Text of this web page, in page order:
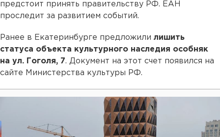
предстоит принять правительству РФ. ЕАН
проследит за развитием событий.
Ранее в Екатеринбурге предложили лишить
статуса объекта культурного наследия особняк
на ул. Гоголя, 7. Документ на этот счет появился на
сайте Министерства культуры РФ.